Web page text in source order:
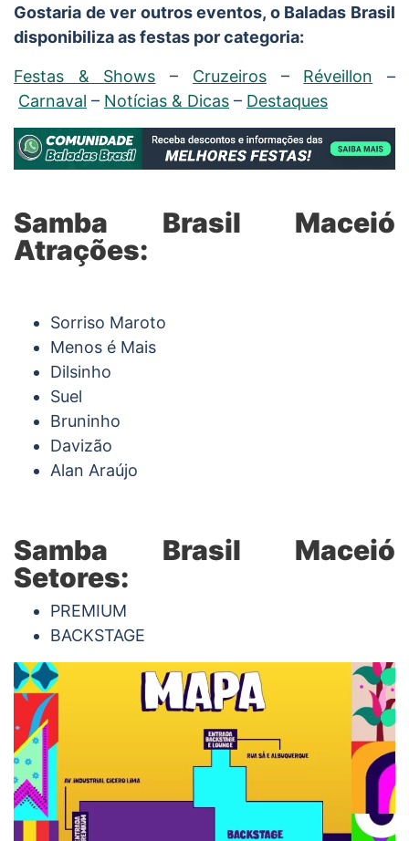
Gostaria de ver outros eventos, o Baladas Brasil
disponibiliza as festas por categoria:
Festas & Shows – Cruzeiros– Réveillon –
Carnaval – Notícias & Dicas – Destaques
Samba Brasil Maceió
Atrações:
Sorriso Maroto
Menos é Mais
Dilsinho
Suel
Bruninho
Davizão
Alan Araújo
Samba Brasil Maceió
Setores:
PREMIUM
BACKSTAGE